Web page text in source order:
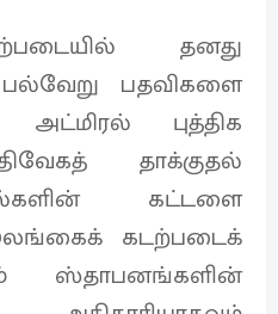
தனது
பதவிகளை
அட்மிரல் புத்திக
தாக்குதல்
கட்டளை
இலங்கைக் கடற்படைக்
ஸ்தாபனங்களின்